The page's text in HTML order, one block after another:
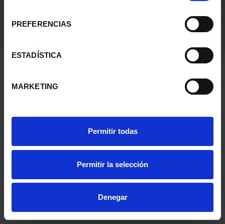
PREFERENCIAS
ESTADÍSTICA
MARKETING
Permitir todas
Permitir la selección
Denegar